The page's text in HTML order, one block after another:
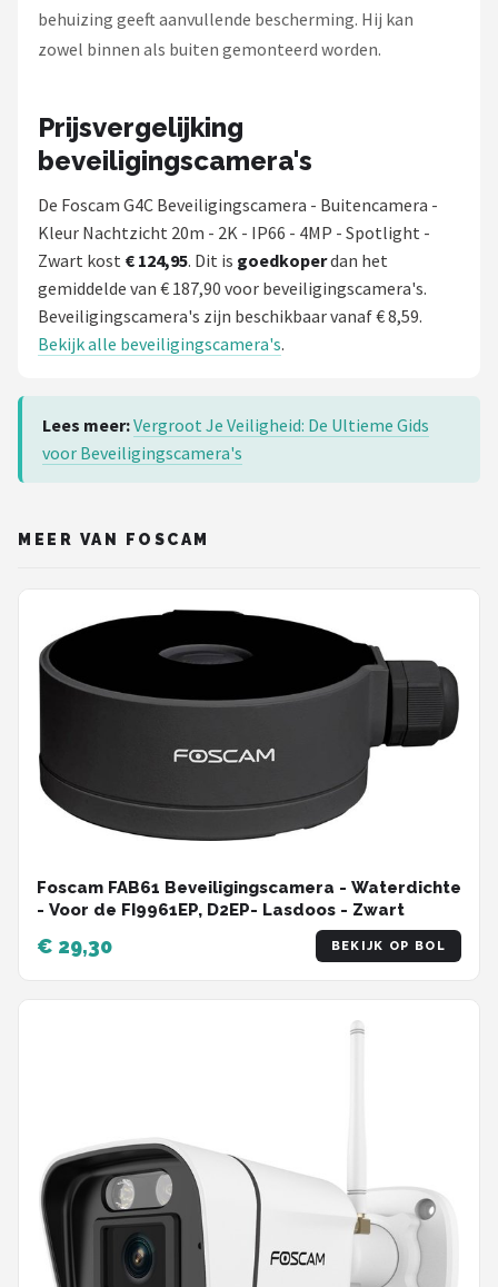
behuizing geeft aanvullende bescherming. Hij kan
zowel binnen als buiten gemonteerd worden.
Prijsvergelijking
beveiligingscamera's
De Foscam G4C Beveiligingscamera - Buitencamera -
Kleur Nachtzicht 20m - 2K - IP66 - 4MP - Spotlight -
Zwart kost € 124,95. Dit is goedkoperdan het
gemiddelde van € 187,90 voor beveiligingscamera's.
Beveiligingscamera's zijn beschikbaar vanaf € 8,59.
Bekijk alle beveiligingscamera's.
Lees meer:Vergroot Je Veiligheid: De Ultieme Gids
voor Beveiligingscamera's
MEER VAN FOSCAM
Foscam FAB61 Beveiligingscamera - Waterdichte
- Voor de FI9961EP, D2EP- Lasdoos - Zwart
€ 29,30 BEKIJK OP BOL